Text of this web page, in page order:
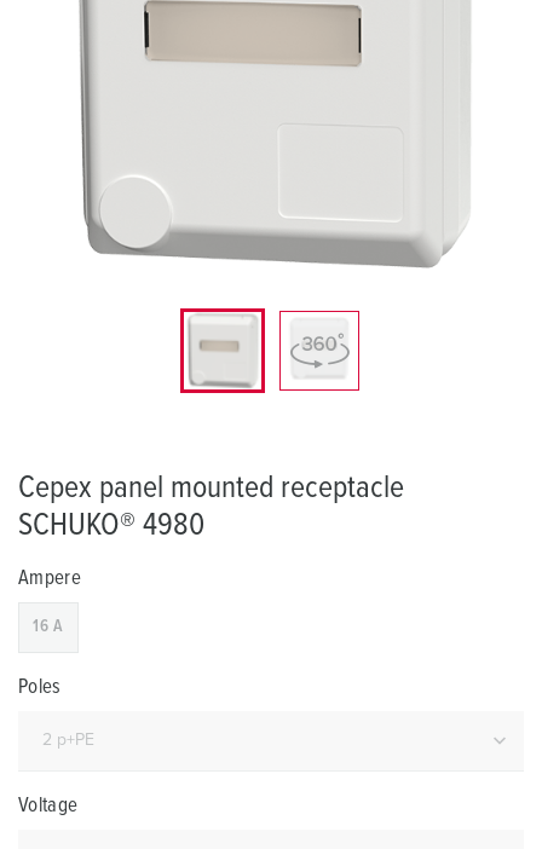
Cepex panel mounted receptacle
SCHUKO® 4980
Ampere
16 A
Poles
Voltage